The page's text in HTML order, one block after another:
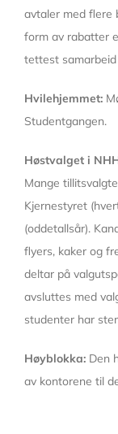
avtaler med flere
form av rabatter
tettest samarbeid
Hvilehjemmet:
Studentgangen.
Høstvalget i
Mange
Kjernestyret
(oddetallsår).
flyers, kaker og
deltar på
avsluttes med
studenter har
Høyblokka: Den
av kontorene til